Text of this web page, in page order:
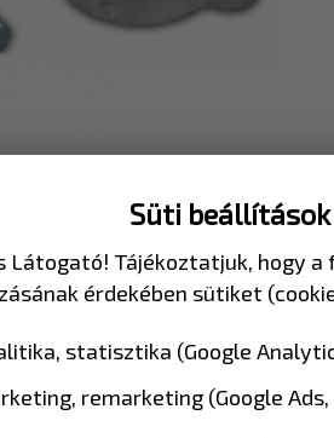
A007-
Süti beállítások
Látogató! Tájékoztatjuk, hogy
érdekében sütiket
statisztika (Google
remarketing (Google